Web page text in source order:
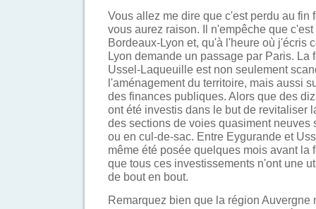
Vous allez me dire que c'est perdu au fin
vous aurez raison. Il n'empêche que
Bordeaux-Lyon et, qu'à l'heure où j'écris
Lyon demande un passage par Paris. La
Ussel-Laqueuille est non seulement
l'aménagement du territoire, mais aussi
des finances publiques. Alors que des
ont été investis dans le but de revitaliser
des sections de voies quasiment neuves
ou en cul-de-sac. Entre Eygurande et
même été posée quelques mois avant la
que tous ces investissements n'ont une
de bout en bout.
Remarquez bien que la région Auvergne